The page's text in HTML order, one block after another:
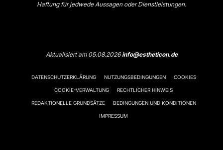
Haftung für jedwede Aussagen oder Dienstleistungen.
Aktualisiert am 05.08.2026info@estheticon.de
DATENSCHUTZERKLÄRUNG NUTZUNGSBEDINGUNGEN COOKIES
COOKIE-VERWALTUNG RECHTLICHER HINWEIS
REDAKTIONELLE GRUNDSÄTZE BEDINGUNGEN UND KONDITIONEN
IMPRESSUM